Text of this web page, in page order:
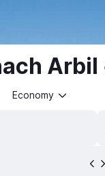
Arbil
Economy